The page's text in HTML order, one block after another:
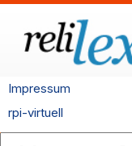
Impressum
rpi-virtuell